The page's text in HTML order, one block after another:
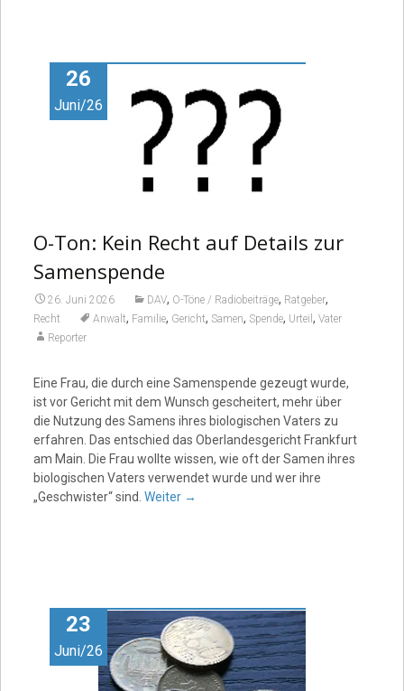
26
Juni/26
O-Ton: Kein Recht auf Details zur
Samenspende
26. Juni 2026 DAV, O-Töne / Radiobeiträge, Ratgeber,
Recht Anwalt, Familie, Gericht, Samen, Spende, Urteil , Vater
Reporter
Eine Frau, die durch eine Samenspende gezeugt wurde,
ist vor Gericht mit dem Wunsch gescheitert, mehr über
die Nutzung des Samens ihres biologischen Vaters zu
erfahren. Das entschied das Oberlandesgericht Frankfurt
am Main. Die Frau wollte wissen, wie oft der Samen ihres
biologischen Vaters verwendet wurde und wer ihre
„Geschwister“ sind. Weiter →
23
Juni/26